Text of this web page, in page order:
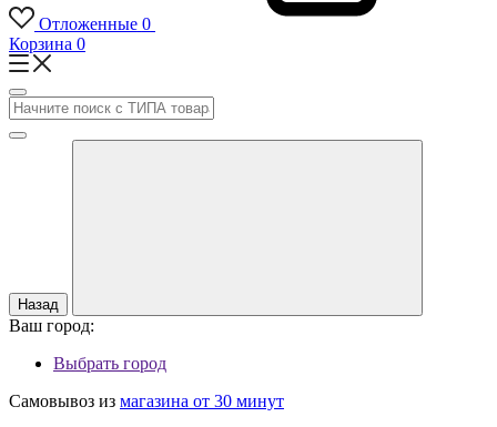
Отложенные 0
Корзина 0
Назад
Ваш город:
Выбрать город
Самовывоз из магазина от 30 минут